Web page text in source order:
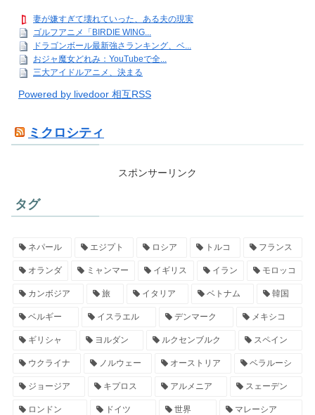
妻が嫌すぎて壊れていった、ある夫の現実
ゴルフアニメ「BIRDIE WING...
ドラゴンボール最新強さランキング、ベ...
おジャ魔女どれみ：YouTubeで全...
三大アイドルアニメ、決まる
Powered by livedoor 相互RSS
ミクロシティ
スポンサーリンク
タグ
ネパール エジプト ロシア トルコ フランス
オランダ ミャンマー イギリス イラン モロッコ
カンボジア 旅 イタリア ベトナム 韓国
ベルギー イスラエル デンマーク メキシコ
ギリシャ ヨルダン ルクセンブルク スペイン
ウクライナ ノルウェー オーストリア ベラルーシ
ジョージア キプロス アルメニア スェーデン
ロンドン ドイツ 世界 マレーシア